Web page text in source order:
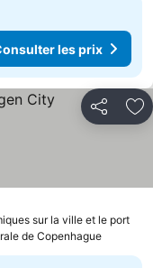
les prix
Partager
sur la ville et le port
de Copenhague